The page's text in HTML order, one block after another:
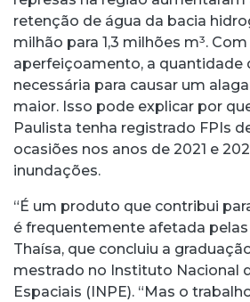
retenção de água da bacia
milhão para 1,3 milhões m³.
aperfeiçoamento, a quantidade
necessária para causar um
maior. Isso pode explicar por
Paulista tenha registrado FPIs
ocasiões nos anos de 2021 e
inundações.
“É um produto que contribui
é frequentemente afetada pelas
Thaísa, que concluiu a
mestrado no Instituto Nacional
Espaciais (INPE). “Mas o